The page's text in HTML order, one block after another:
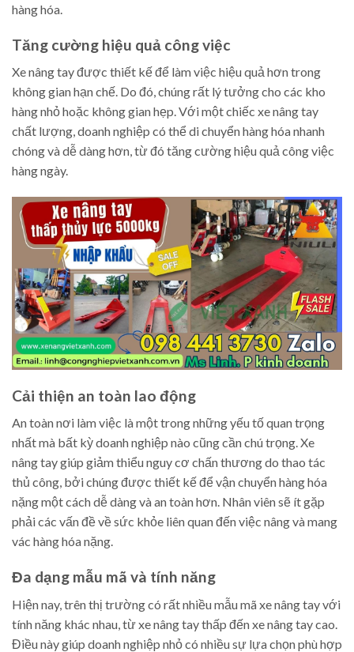
hàng hóa.
Tăng cường hiệu quả công việc
Xe nâng tay được thiết kế để làm việc hiệu quả hơn trong
không gian hạn chế. Do đó, chúng rất lý tưởng cho các kho
hàng nhỏ hoặc không gian hẹp. Với một chiếc xe nâng tay
chất lượng, doanh nghiệp có thể di chuyển hàng hóa nhanh
chóng và dễ dàng hơn, từ đó tăng cường hiệu quả công việc
hàng ngày.
Cải thiện an toàn lao động
An toàn nơi làm việc là một trong những yếu tố quan trọng
nhất mà bất kỳ doanh nghiệp nào cũng cần chú trọng. Xe
nâng tay giúp giảm thiểu nguy cơ chấn thương do thao tác
thủ công, bởi chúng được thiết kế để vận chuyển hàng hóa
nặng một cách dễ dàng và an toàn hơn. Nhân viên sẽ ít gặp
phải các vấn đề về sức khỏe liên quan đến việc nâng và mang
vác hàng hóa nặng.
Đa dạng mẫu mã và tính năng
Hiện nay, trên thị trường có rất nhiều mẫu mã xe nâng tay với
tính năng khác nhau, từ xe nâng tay thấp đến xe nâng tay cao.
Điều này giúp doanh nghiệp nhỏ có nhiều sự lựa chọn phù hợp